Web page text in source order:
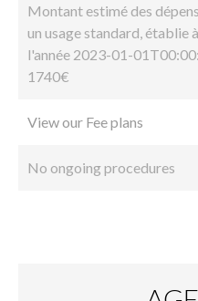
Montant estimé des
un usage standard, établie
l'année 2023-01-
1740€
View our Fee plans
No ongoing procedures